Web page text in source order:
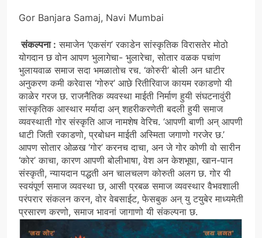
Gor Banjara Samaj, Navi Mumbai
संकल्पना : समाजेन ‘एकसंग’ रकाडेन सांस्कृतिक विरासतेर मोठो
योगदान छ वोन आपण भुलागेचा- भुलारेचा, सोतार वळक पचांण
भुलायवाळ समाज सदा भमळातोच रच. ‘कोरुरी’ बोली अन धाटीर
अनुकरण कमी करेवास ‘गोरुर’ आछे रितीरिवाज कायम रकाडणो यी
काळेर गरज छ. राजनैतिक व्यवस्था माईती निर्माण हुयी संघटनावुंरी
सांस्कृतिक आस्थार मर्यादा अन् शहरीकरणेती बदली हुयी समाज
व्यवस्थाती गोर संस्कृति आज नामशेष वेरिच. ‘आपणी बाणी अन् आपणी
धाटी जिती रकाडणो, प्रबोधन माईती अस्मिता जगाणो गरजेर छ.’
आपण सोतार ओळख ‘गोर’ करनच दाचा, अन जे गोर कोणी वो सारीन
‘कोर’ काचा, कारण आपणी बोलीभाषा, वेश अन केशभूषा, खान-पान
संस्कृती, न्यायदान पद्धती अन चालचलण कोरुती अलग छ. गोर यी
स्वयंपूर्ण समाज व्यवस्था छ, आसी प्रबळ समाज व्यवस्थार वैभवशाली
परंपरार संकलन करन, वोर वेबसाईट, फेसबुक अन् यु टयुबेर माध्यमेती
प्रसारण करणो, समाज भावनां जागाणो यी संकल्पना छ.